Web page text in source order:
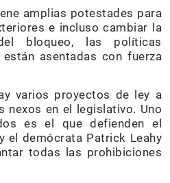
amplias potestades para
e incluso cambiar la
bloqueo, las políticas
asentadas con fuerza
varios proyectos de ley a
nexos en el legislativo. Uno
es el que defienden el
el demócrata Patrick Leahy
todas las prohibiciones